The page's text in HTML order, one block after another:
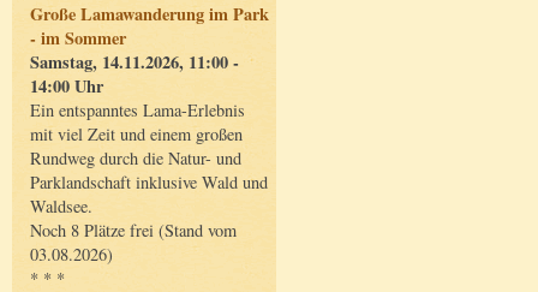
Große Lamawanderung im Park
- im Sommer
Samstag, 14.11.2026, 11:00 -
14:00 Uhr
Ein entspanntes Lama-Erlebnis
mit viel Zeit und einem großen
Rundweg durch die Natur- und
Parklandschaft inklusive Wald und
Waldsee.
Noch 8 Plätze frei (Stand vom
03.08.2026)
* * *